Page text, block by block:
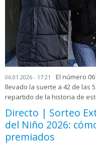
06.01.2026 - 17:21
El número
llevado la suerte a 42 de las
repartido de la historia de
Directo | Sorteo
del Niño 2026:
premiados